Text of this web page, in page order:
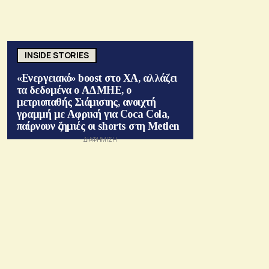
INSIDE STORIES
«Ενεργειακό» boost στο ΧΑ, αλλάζει
τα δεδομένα ο ΑΔΜΗΕ, ο
μετριοπαθής Σιάμισιης, ανοιχτή
γραμμή με Αφρική για Coca Cola,
παίρνουν ζημιές οι shorts στη Metlen